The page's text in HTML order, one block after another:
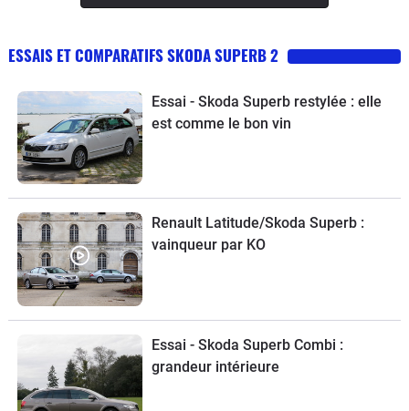
ESSAIS ET COMPARATIFS SKODA SUPERB 2
Essai - Skoda Superb restylée : elle
est comme le bon vin
Renault Latitude/Skoda Superb :
vainqueur par KO
Essai - Skoda Superb Combi :
grandeur intérieure